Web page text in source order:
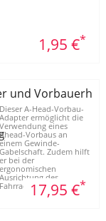
1,95 €*
und
Dieser A-Head-Vorbau-
Adapter ermöglicht die
Verwendung eines
Ahead-Vorbaus an
einem Gewinde-
Gabelschaft. Zudem hilft
er bei der
ergonomischen
Ausrichtung des
Fahrradlenkers und der...
17,95 €*